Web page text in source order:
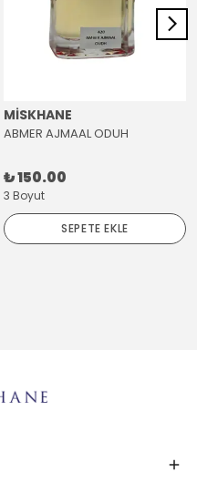
MİSKHANE
ABMER AJMAAL ODUH
₺ 150.00
3 Boyut
SEPETE EKLE